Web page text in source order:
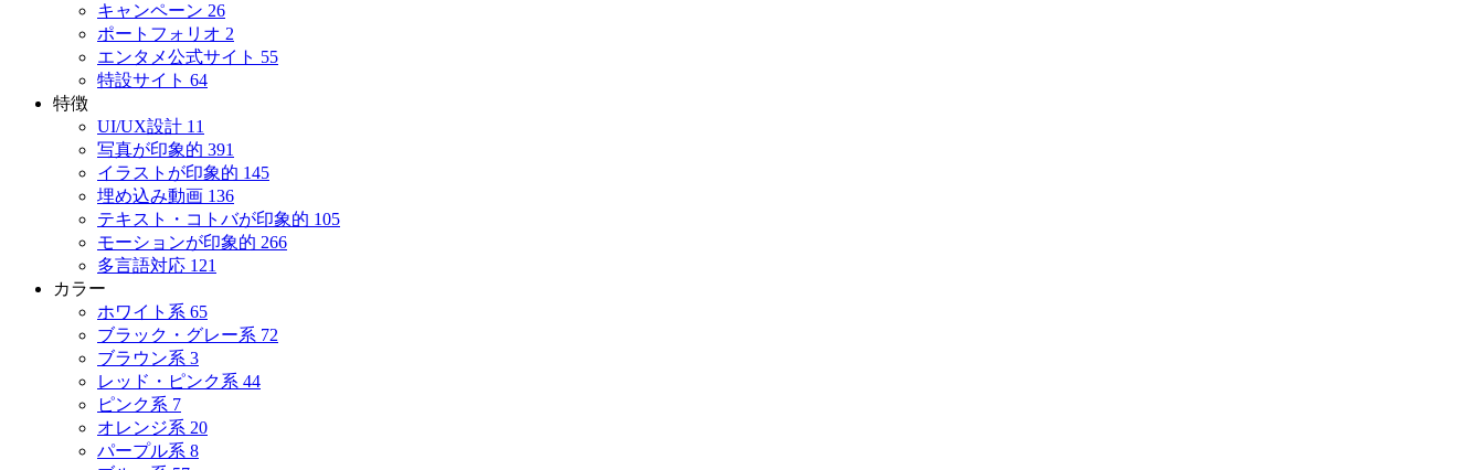
キャンペーン 26
ポートフォリオ 2
エンタメ公式サイト 55
特設サイト 64
特徴
UI/UX設計 11
写真が印象的 391
イラストが印象的 145
埋め込み動画 136
テキスト・コトバが印象的 105
モーションが印象的 266
多言語対応 121
カラー
ホワイト系 65
ブラック・グレー系 72
ブラウン系 3
レッド・ピンク系 44
ピンク系 7
オレンジ系 20
パープル系 8